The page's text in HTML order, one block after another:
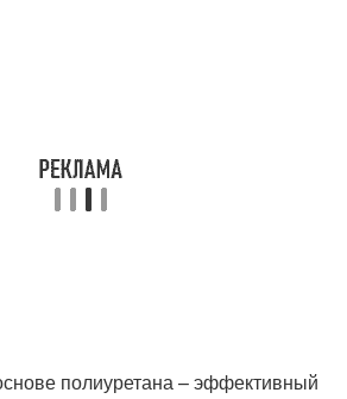
полиуретана – эффективный